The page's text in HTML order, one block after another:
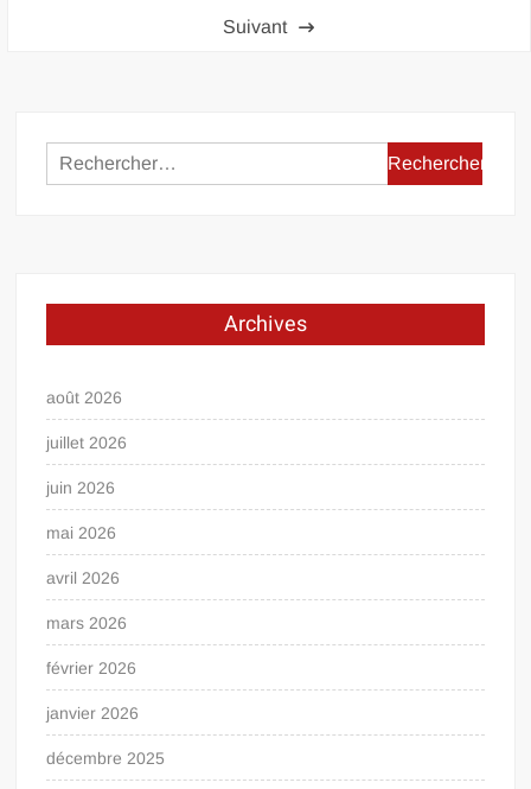
Suivant
Rechercher :
Archives
août 2026
juillet 2026
juin 2026
mai 2026
avril 2026
mars 2026
février 2026
janvier 2026
décembre 2025